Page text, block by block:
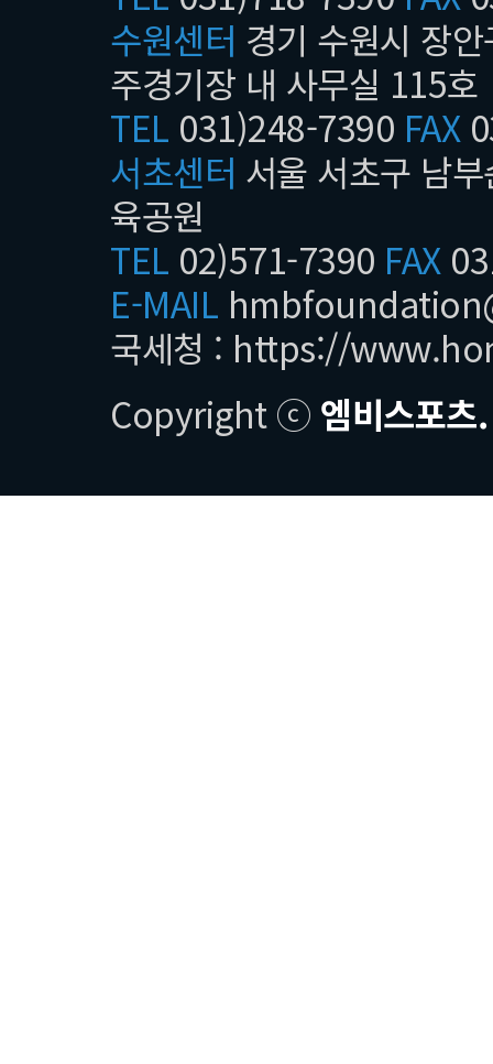
수원센터 경기 수원시 장
주경기장 내 사무실 115호
TEL 031)248-7390 FAX
서초센터 서울 서초구 남
육공원
TEL 02)571-7390 FAX
E-MAIL
국세청 : https://
Copyright ⓒ 엠비스포츠.